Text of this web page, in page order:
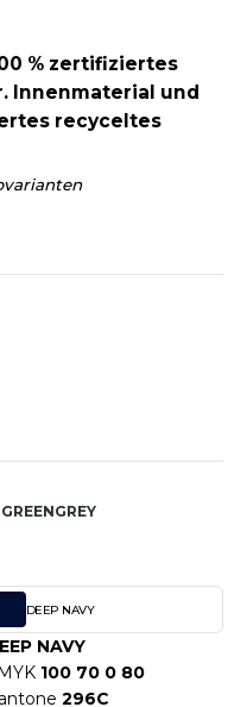
% zertifiziertes
Innenmaterial und
recyceltes
GREENGREY
DEEP NAVY
NAVY
100 70 0 80
296C